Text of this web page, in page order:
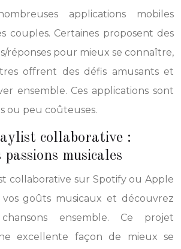
applications mobiles
couples. Certaines proposent des
réponses pour mieux se connaître,
offrent des défis amusants et
ensemble. Ces applications sont
ou peu coûteuses.
collaborative :
musicales
collaborative sur Spotify ou Apple
vos goûts musicaux et découvrez
ensemble. Ce projet
excellente façon de mieux se